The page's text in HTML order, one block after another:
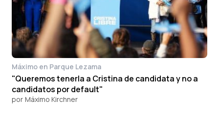
Máximo en Parque Lezama
"Queremos tenerla a Cristina de candidata y no a
candidatos por default"
por Máximo Kirchner